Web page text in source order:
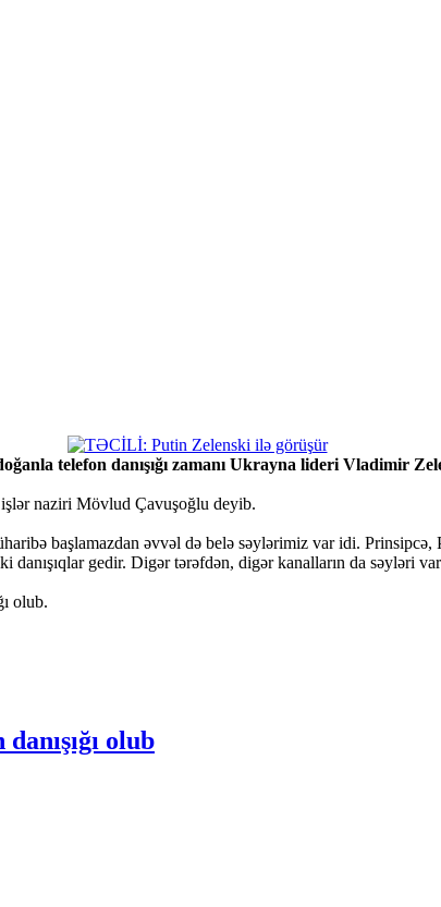
telefon danışığı zamanı Ukrayna lideri Vladimir
naziri Mövlud Çavuşoğlu deyib.
başlamazdan əvvəl də belə səylərimiz var idi. Prinsipcə,
danışıqlar gedir. Digər tərəfdən, digər kanalların da səyləri
olub.
olub